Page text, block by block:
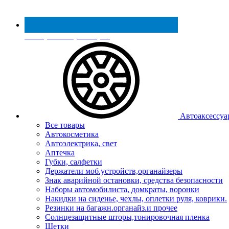
Реестр МинПромТорга
Все товары
Автокосметика
Автоэлектрика, свет
Аптечка
Губки, салфетки
Держатели моб.устройств,органайзеры
Знак аварийной остановки, средства безопасности
Наборы автомобилиста, домкраты, воронки
Накидки на сиденье, чехлы, оплетки руля, коврики.
Резинки на багажн.органайз.и прочее
Солнцезащитные шторы,тонировочная пленка
Щетки